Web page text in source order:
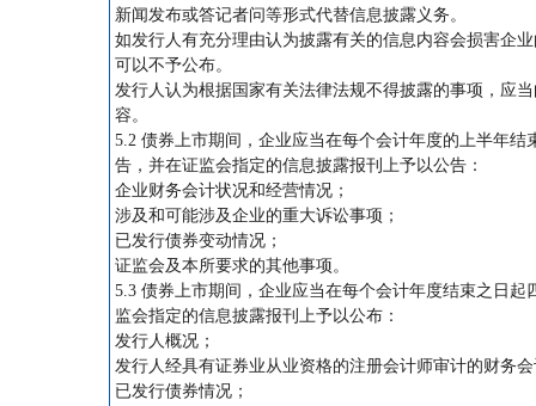
新闻发布或答记者问等形式代替信息披露义务。
如发行人有充分理由认为披露有关的信息内容会损害企
可以不予公布。
发行人认为根据国家有关法律法规不得披露的事项，应
容。
5.2 债券上市期间，企业应当在每个会计年度的上半年
告，并在证监会指定的信息披露报刊上予以公告：
企业财务会计状况和经营情况；
涉及和可能涉及企业的重大诉讼事项；
已发行债券变动情况；
证监会及本所要求的其他事项。
5.3 债券上市期间，企业应当在每个会计年度结束之日
监会指定的信息披露报刊上予以公布：
发行人概况；
发行人经具有证券业从业资格的注册会计师审计的财务
已发行债券情况；